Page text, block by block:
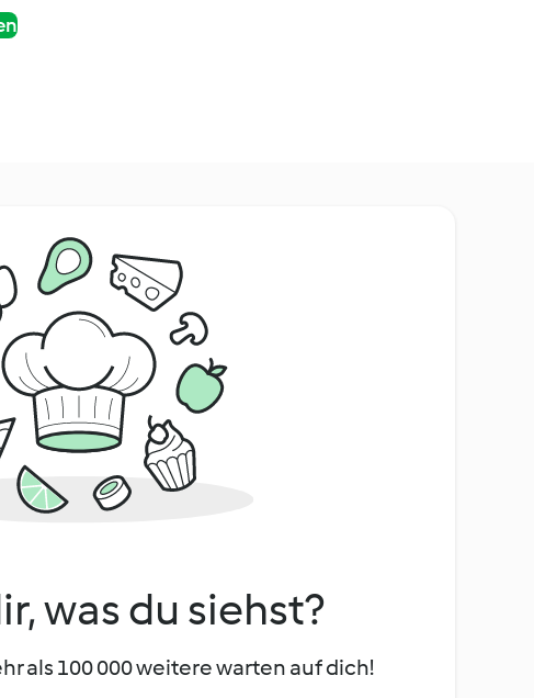
was du siehst?
als 100 000 weitere warten auf dich!